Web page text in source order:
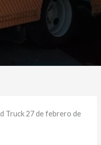
Truck 27 de febrero de